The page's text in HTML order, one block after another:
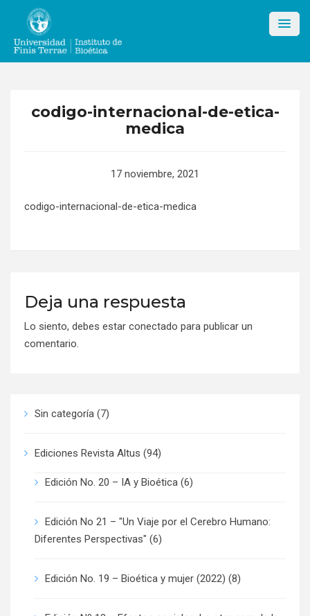
content
codigo-internacional-de-etica-
medica
17 noviembre, 2021
codigo-internacional-de-etica-medica
Deja una respuesta
Lo siento, debes estar conectado para publicar un
comentario.
Sin categoría (7)
Ediciones Revista Altus (94)
Edición No. 20 – IA y Bioética (6)
Edición No 21 – "Un Viaje por el Cerebro Humano:
Diferentes Perspectivas" (6)
Edición No. 19 – Bioética y mujer (2022) (8)